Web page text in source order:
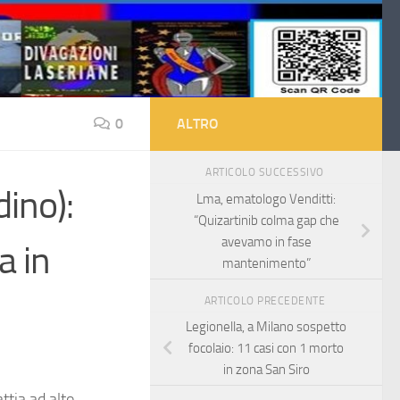
0
in
ALTRO
ARTICOLO SUCCESSIVO
Lma, ematologo Venditti:
“Quizartinib colma gap che
avevamo in fase
mantenimento”
ARTICOLO PRECEDENTE
Legionella, a Milano sospetto
focolaio: 11 casi con 1 morto
in zona San Siro